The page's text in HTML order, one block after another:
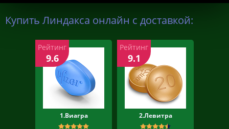
Купить Линдакса онлайн с доставкой:
1.Виагра
Рейтинг
9.6
2.Левитра
Рейтинг
9.1